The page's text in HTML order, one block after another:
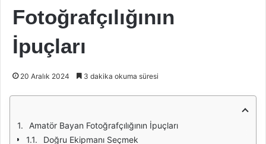
Fotoğrafçılığının
İpuçları
20 Aralık 2024 3 dakika okuma süresi
Amatör Bayan Fotoğrafçılığının İpuçları
Doğru Ekipmanı Seçmek